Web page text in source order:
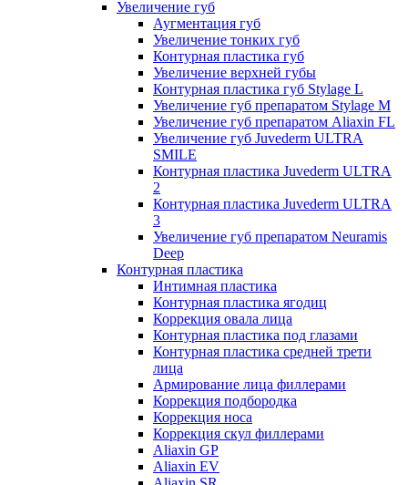
Увеличение губ
Аугментация губ
Увеличение тонких губ
Контурная пластика губ
Увеличение верхней губы
Контурная пластика губ Stylage L
Увеличение губ препаратом Stylage M
Увеличение губ препаратом Aliaxin FL
Увеличение губ Juvederm ULTRA
SMILE
Контурная пластика Juvederm ULTRA
2
Контурная пластика Juvederm ULTRA
3
Увеличение губ препаратом Neuramis
Deep
Контурная пластика
Интимная пластика
Контурная пластика ягодиц
Коррекция овала лица
Контурная пластика под глазами
Контурная пластика средней трети
лица
Армирование лица филлерами
Коррекция подбородка
Коррекция носа
Коррекция скул филлерами
Aliaxin GP
Aliaxin EV